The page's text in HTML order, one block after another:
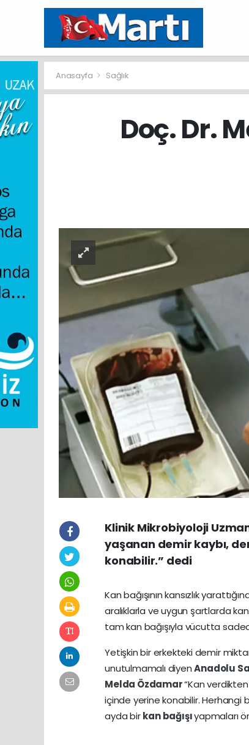
Anasayfa Sağlık
Doç. Dr.
Klinik Mikrobiyoloji
yaşanan demir kaybı,
konabilir.” dedi
Kan bağışının kansızlık
aralıklarla ve uygun şartlarda
tam kan bağışıyla vücutta
Yetişkin bir erkekteki demir
unutulmamalı diyenAnadolu
Melda Özdamar“Kan
içinde yerine konabilir. Herhangi
ayda birkan bağışıyapmaları